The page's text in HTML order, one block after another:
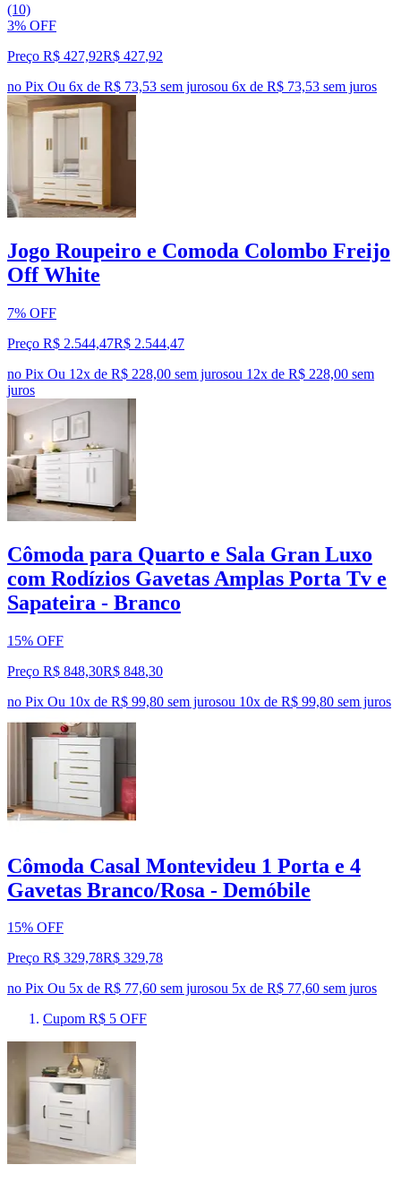
(10)
3% OFF
Preço R$ 427,92R$ 427,92
no Pix Ou 6x de R$ 73,53 sem jurosou 6x de R$ 73,53 sem juros
Jogo Roupeiro e Comoda Colombo Freijo
Off White
7% OFF
Preço R$ 2.544,47R$ 2.544,47
no Pix Ou 12x de R$ 228,00 sem jurosou 12x de R$ 228,00 sem
juros
Cômoda para Quarto e Sala Gran Luxo
com Rodízios Gavetas Amplas Porta Tv e
Sapateira - Branco
15% OFF
Preço R$ 848,30R$ 848,30
no Pix Ou 10x de R$ 99,80 sem jurosou 10x de R$ 99,80 sem juros
Cômoda Casal Montevideu 1 Porta e 4
Gavetas Branco/Rosa - Demóbile
15% OFF
Preço R$ 329,78R$ 329,78
no Pix Ou 5x de R$ 77,60 sem jurosou 5x de R$ 77,60 sem juros
Cupom R$ 5 OFF